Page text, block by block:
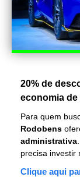
20% de
economia de
Para quem
Rodobens
administrativa
precisa investir
Clique aqui